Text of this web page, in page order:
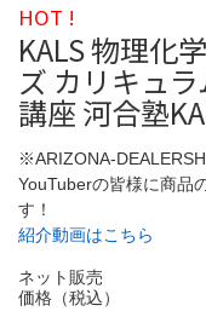
HOT !
KALS 物理化
ズ カリキュ
講座 河合塾
※ARIZONA-
YouTuberの皆様に商品
す！
紹介動画はこちら
ネット販売
価格（税込）